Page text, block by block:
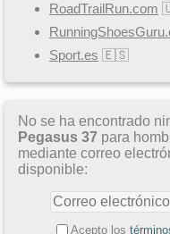
RoadTrailRun.com
Sport.es 🇪🇸
No se ha encontrado
Pegasus 37 para
mediante correo
disponible:
Acepto los